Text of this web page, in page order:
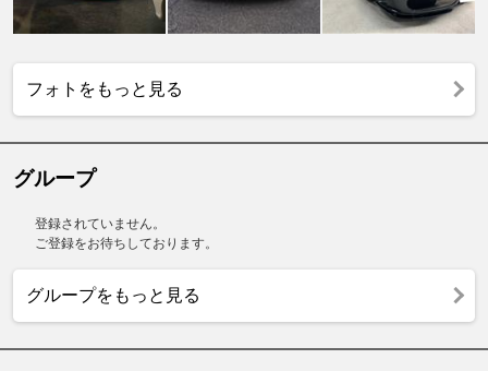
フォトをもっと見る
グループ
登録されていません。
ご登録をお待ちしております。
グループをもっと見る